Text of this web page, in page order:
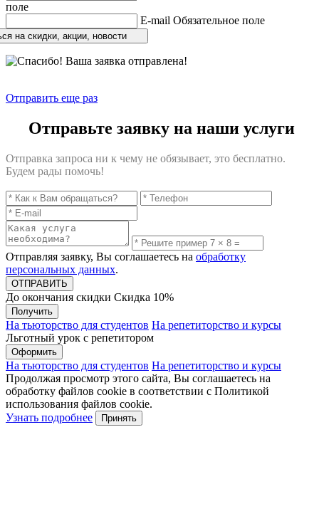
поле
E-mail Обязательное поле
на скидки, акции, новости
Отправить еще раз
Отправьте заявку на наши услуги
Отправка запроса ни к чему не обязывает, это бесплатно.
Будем рады помочь!
Отправляя заявку, Вы соглашаетесь на обработку
персональных данных.
До окончания скидки Скидка 10%
Получить
На тьюторство для студентов На репетиторство и курсы
Льготный урок с репетитором
Оформить
На тьюторство для студентов На репетиторство и курсы
Продолжая просмотр этого сайта, Вы соглашаетесь на
обработку файлов cookie в соответствии с Политикой
использования файлов cookie.
Узнать подробнее
Принять